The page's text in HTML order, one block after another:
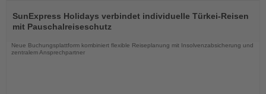
Sie
die
SunExpress Holidays verbindet individuelle Türkei-Reisen
mit Pauschalreiseschutz
Neue Buchungsplattform kombiniert flexible Reiseplanung mit Insolvenzabsicherung und
zentralem Ansprechpartner